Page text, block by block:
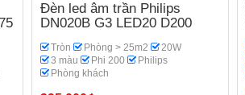
Đèn led âm trần Philips
DN020B G3 LED20 D200
Tròn Phòng > 25m2
20W
3 màu
Phi 200
Philips
Phòng khách